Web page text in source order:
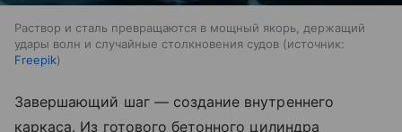
Раствор и сталь превращаются в мощный якорь, держащий
удары волн и случайные столкновения судов
источник:
Freepik
Завершающий шаг — создание внутреннего
каркаса. Из готового бетонного цилиндра